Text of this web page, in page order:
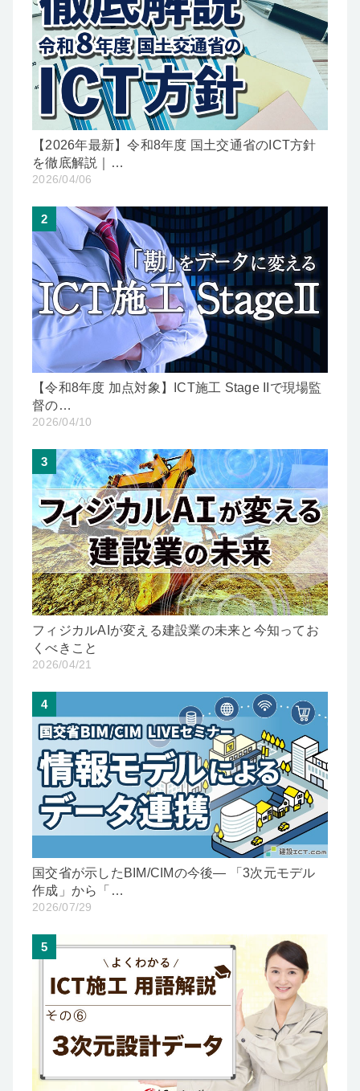
【2026年最新】令和8年度 国土交通省のICT方針
を徹底解説｜…
2026/04/06
2
【令和8年度 加点対象】ICT施工 Stage IIで現場監
督の…
2026/04/10
3
フィジカルAIが変える建設業の未来と今知ってお
くべきこと
2026/04/21
4
国交省が示したBIM/CIMの今後— 「3次元モデル
作成」から「…
2026/07/29
5